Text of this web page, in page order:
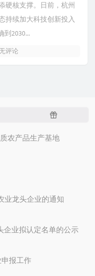
硬核支撑。日前，杭州
持续加大科技创新投入
到2030...
评论
随
文
农产品生产基地
业龙头企业的通知
企业拟认定名单的公示
申报工作